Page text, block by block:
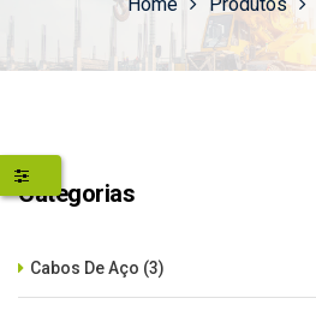
Categorias
Cabos De Aço (3)